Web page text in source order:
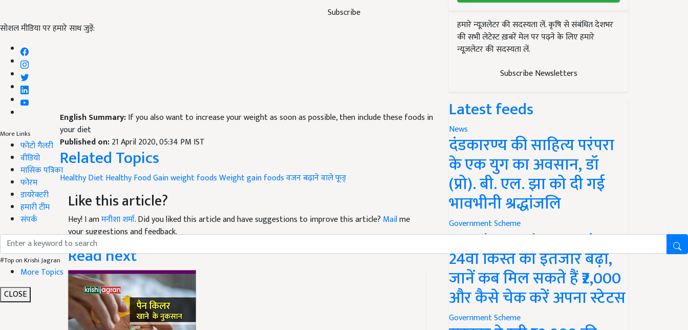
Subscribe
सोशल मीडिया पर हमारे साथ जुड़ें:
More Links
फोटो गैलरी
वीडियो
मासिक पत्रिका
फोरम
डायरेक्टरी
हमारी टीम
संपर्क
#Top on Krishi Jagran
More Topics
CLOSE
English Summary:If you also want to increase your weight as soon as possible, then include these foods in
your diet
Published on:21 April 2020, 05:34 PM IST
Related Topics
Healthy DietHealthy FoodGain weight foodsWeight gain foodsवजन बढ़ाने वाले फूड्
Like this article?
Hey! I amमनीशा शर्मा. Did you liked this article and have suggestions to improve this article? Mailme
your suggestions and feedback.
Read next
हमारे न्यूज़लेटर की सदस्यता लें. कृषि से संबंधित देशभर
की सभी लेटेस्ट ख़बरें मेल पर पढ़ने के लिए हमारे
न्यूज़लेटर की सदस्यता लें.
Subscribe Newsletters
Latest feeds
News
दंडकारण्य की साहित्य परंपरा
के एक युग का अवसान, डॉ
(प्रो). बी. एल. झा को दी गई
भावभीनी श्रद्धांजलि
Government Scheme
PM Kisan Yojana Update:
24वीं किस्त का इंतजार बढ़ा,
जानें कब मिल सकते हैं ₹2,000
और कैसे चेक करें अपना स्टेटस
Government Scheme